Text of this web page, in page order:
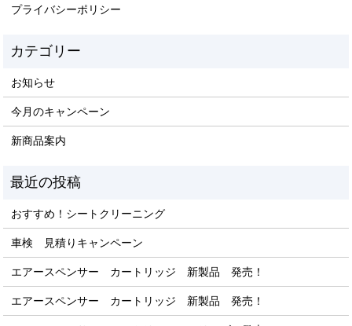
プライバシーポリシー
お知らせ
今月のキャンペーン
新商品案内
おすすめ！シートクリーニング
車検 見積りキャンペーン
エアースペンサー カートリッジ 新製品 発売！
エアースペンサー カートリッジ 新製品 発売！